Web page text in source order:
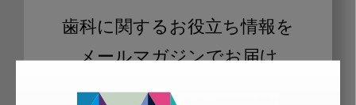
歯科に関するお役立ち情報を
メールマガジンでお届け